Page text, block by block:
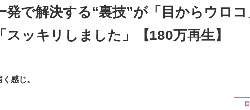
企業向けIT製品の総合サイト
発で解決する“裏技”が「目からウロコ
「スッキリしました」【180万再生】
感じ。